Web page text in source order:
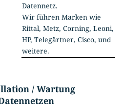
Datennetz.
Wir führen Marken wie
Rittal, Metz, Corning, Leoni,
HP, Telegärtner, Cisco, und
weitere.
/ Wartung